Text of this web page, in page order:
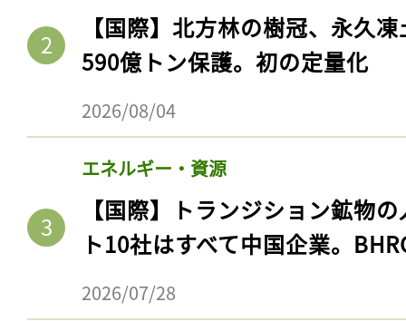
【国際】北方林の樹冠、永久
590億トン保護。初の定量化
2026/08/04
エネルギー・資源
【国際】トランジション鉱物
ト10社はすべて中国企業。
2026/07/28